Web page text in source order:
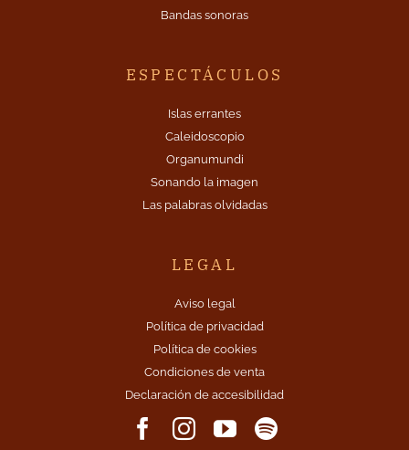
ESPECTÁCULOS
Islas errantes
Caleidoscopio
Organumundi
Sonando la imagen
Las palabras olvidadas
Bandas sonoras
LEGAL
Aviso legal
Política de privacidad
Política de cookies
Condiciones de venta
Declaración de accesibilidad